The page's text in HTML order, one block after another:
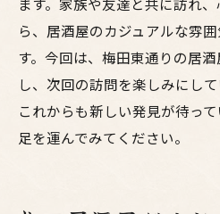
ら、居酒屋のカジュアルな雰
す。今回は、梅田東通りの居
し、次回の訪問を楽しみにし
これからも新しい発見が待っ
足を運んでみてください。